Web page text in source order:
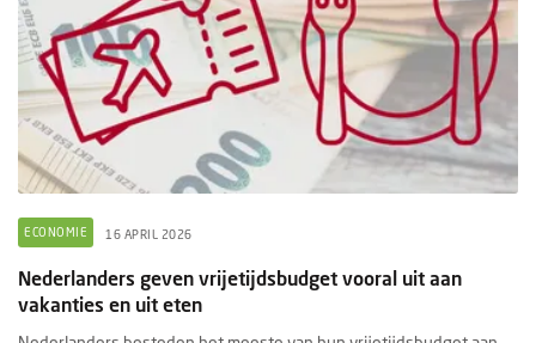
ECONOMIE 16 APRIL 2026
Nederlanders geven vrijetijdsbudget vooral uit aan
vakanties en uit eten